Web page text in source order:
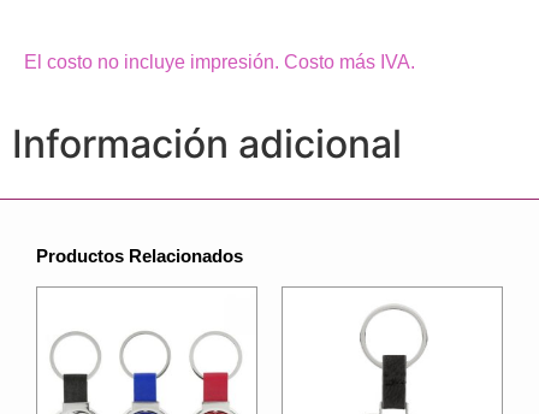
El costo no incluye impresión. Costo más IVA.
Información adicional
Productos Relacionados